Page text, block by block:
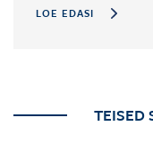
LOE EDASI
TEISED